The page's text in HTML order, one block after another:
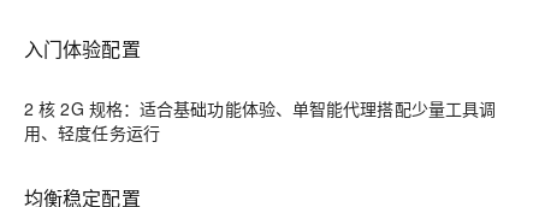
入门体验配置
2 核 2G 规格：适合基础功能体验、单智能代理搭配少量工具调
用、轻度任务运行
均衡稳定配置